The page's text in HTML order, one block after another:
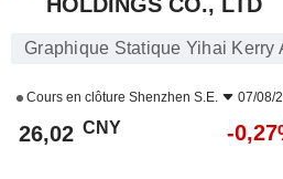
Graphique Statique Yihai Kerry
Cours en clôture Shenzhen S.E. 07/08/
26,02 CNY -